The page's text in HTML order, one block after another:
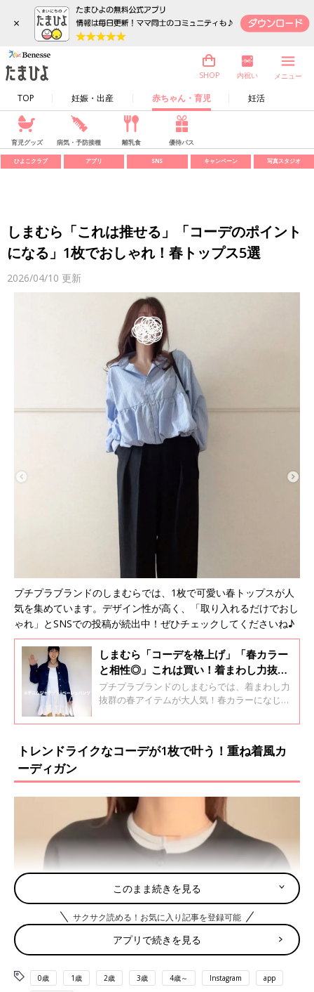
×
TOP 妊娠・出産 赤ちゃん・育児 妊活
SHOP 内祝い メニュー
育児グッズ 病気・予防接種 離乳食 優待パス
ひよこクラブ アプリ SNS キャンペーン 写真スタジオ
しまむら「これは推せる」「コーデのポイント
になる」1枚でおしゃれ！春トップス5選
2026/04/10 更新
プチプラブランドのしまむらでは、1枚で可愛い春トップスが人
気を集めています。デザイン性が高く、「取り入れるだけでおし
ゃれ」とSNSでの投稿が続出中！ぜひチェックしてくださいね♪
しまむら「コーデを格上げ」「春カラー
と相性◎」これは買い！着まわし力抜群
の春アイテム4選
プチプラブランドのしまむらでは、着まわし力
抜群の春アイテムが大人気！春カラーになじみ
ど、この春のコーデに取り入れたいアイテムば
トレンドライクなコーデが1枚で叶う！重ね着風カ
ーディガン
このまま続きを見る
サクサク読める！お気に入り記事を登録可能
アプリで続きを見る
0歳 1歳 2歳 3歳 4歳～ Instagram app